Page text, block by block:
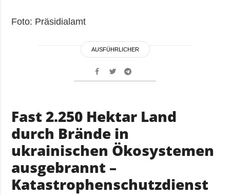
Foto: Präsidialamt
AUSFÜHRLICHER
Fast 2.250 Hektar Land
durch Brände in
ukrainischen Ökosystemen
ausgebrannt –
Katastrophenschutzdienst